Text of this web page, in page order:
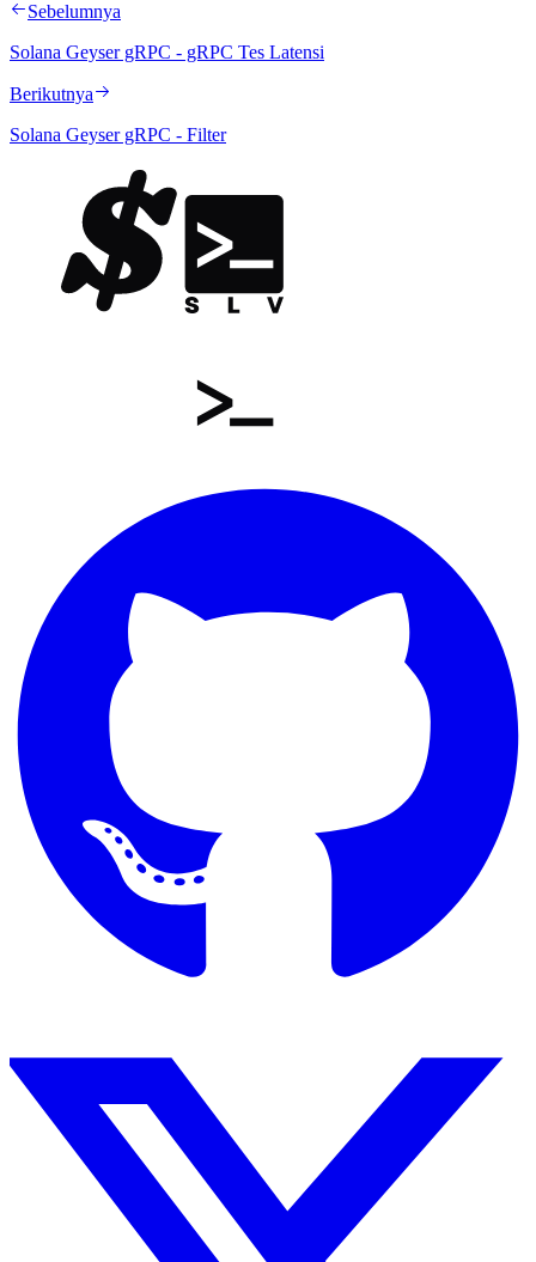
Sebelumnya
Solana Geyser gRPC - gRPC Tes Latensi
Berikutnya
Solana Geyser gRPC - Filter